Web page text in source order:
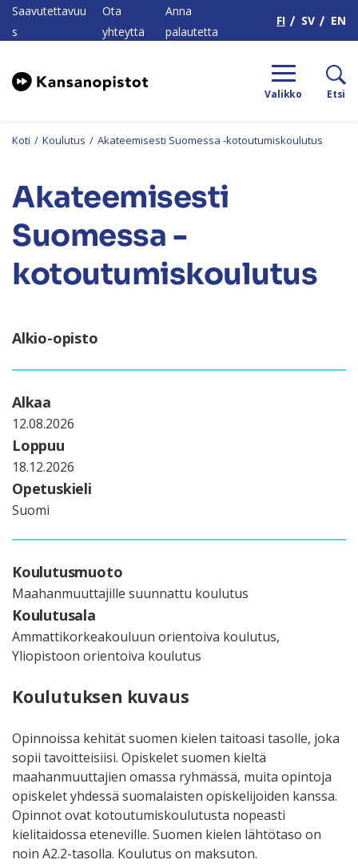
Saavutettavuu
s
Ota
yhteyttä
Anna
palautetta
FI SV EN
Valikko Etsi
Koti / Koulutus / Akateemisesti Suomessa -kotoutumiskoulutus
Akateemisesti
Suomessa -
kotoutumiskoulutus
Alkio-opisto
Alkaa
12.08.2026
Loppuu
18.12.2026
Opetuskieli
Suomi
Koulutusmuoto
Maahanmuuttajille suunnattu koulutus
Koulutusala
Ammattikorkeakouluun orientoiva koulutus,
Yliopistoon orientoiva koulutus
Koulutuksen kuvaus
Opinnoissa kehität suomen kielen taitoasi tasolle, joka
sopii tavoitteisiisi. Opiskelet suomen kieltä
maahanmuuttajien omassa ryhmässä, muita opintoja
opiskelet yhdessä suomalaisten opiskelijoiden kanssa.
Opinnot ovat kotoutumiskoulutusta nopeasti
kielitaidossa eteneville. Suomen kielen lähtötaso on
noin A2.2-tasolla. Koulutus on maksuton.